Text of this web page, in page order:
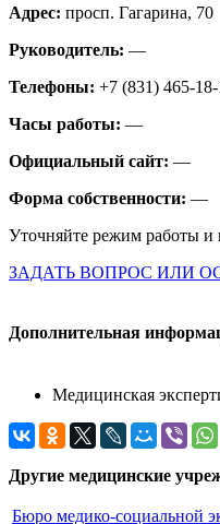
Адрес: просп. Гагарина, 70
Руководитель: —
Телефоны: +7 (831) 465-18-
Часы работы: —
Официальный сайт: —
Форма собственности: —
Уточняйте режим работы и
ЗАДАТЬ ВОПРОС ИЛИ
Дополнительная
Медицинская
Другие медицинские
Бюро медико-социальной